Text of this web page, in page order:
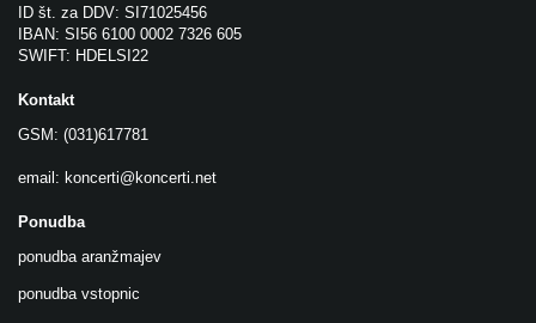
ID št. za DDV: SI71025456
IBAN: SI56 6100 0002 7326 605
SWIFT: HDELSI22
Kontakt
GSM: (031)617781
email: koncerti@koncerti.net
Ponudba
ponudba aranžmajev
ponudba vstopnic